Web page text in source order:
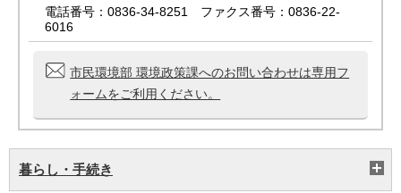
電話番号：0836-34-8251 ファクス番号：0836-22-
6016
市民環境部 環境政策課へのお問い合わせは専用フ
ォームをご利用ください。
暮らし・手続き